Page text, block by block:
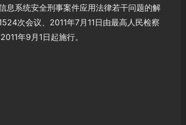
息系统安全刑事案件应用法律若干问题的解
次会议、2011年7月11日由最高人民检察
年9月1日起施行。